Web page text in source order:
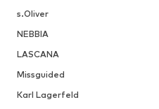
s.Oliver
NEBBIA
LASCANA
Missguided
Karl Lagerfeld